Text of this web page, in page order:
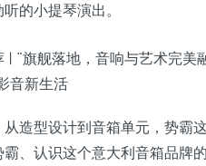
的小提琴演出。
从造型设计到音箱单元，势霸
霸、认识这个意大利音箱品牌